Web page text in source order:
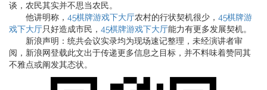
谈，农民其实并不思当农民。
他讲明称， 45棋牌游戏下大厅农村的行状契机很少， 45棋牌游
戏下大厅只好造成市民， 45棋牌游戏下大厅能力有更多发展契机。
新浪声明：统共会议实录均为现场速记整理，未经演讲者审
阅，新浪网登载此文出于传递更多信息之目标，并不料味着赞同其
不雅点或阐发其态状。